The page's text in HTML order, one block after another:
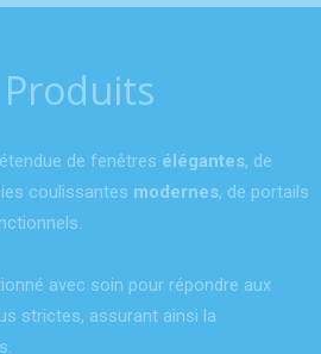
de fenêtres élégantes, de
coulissantes modernes, de portails
avec soin pour répondre aux
strictes, assurant ainsi la